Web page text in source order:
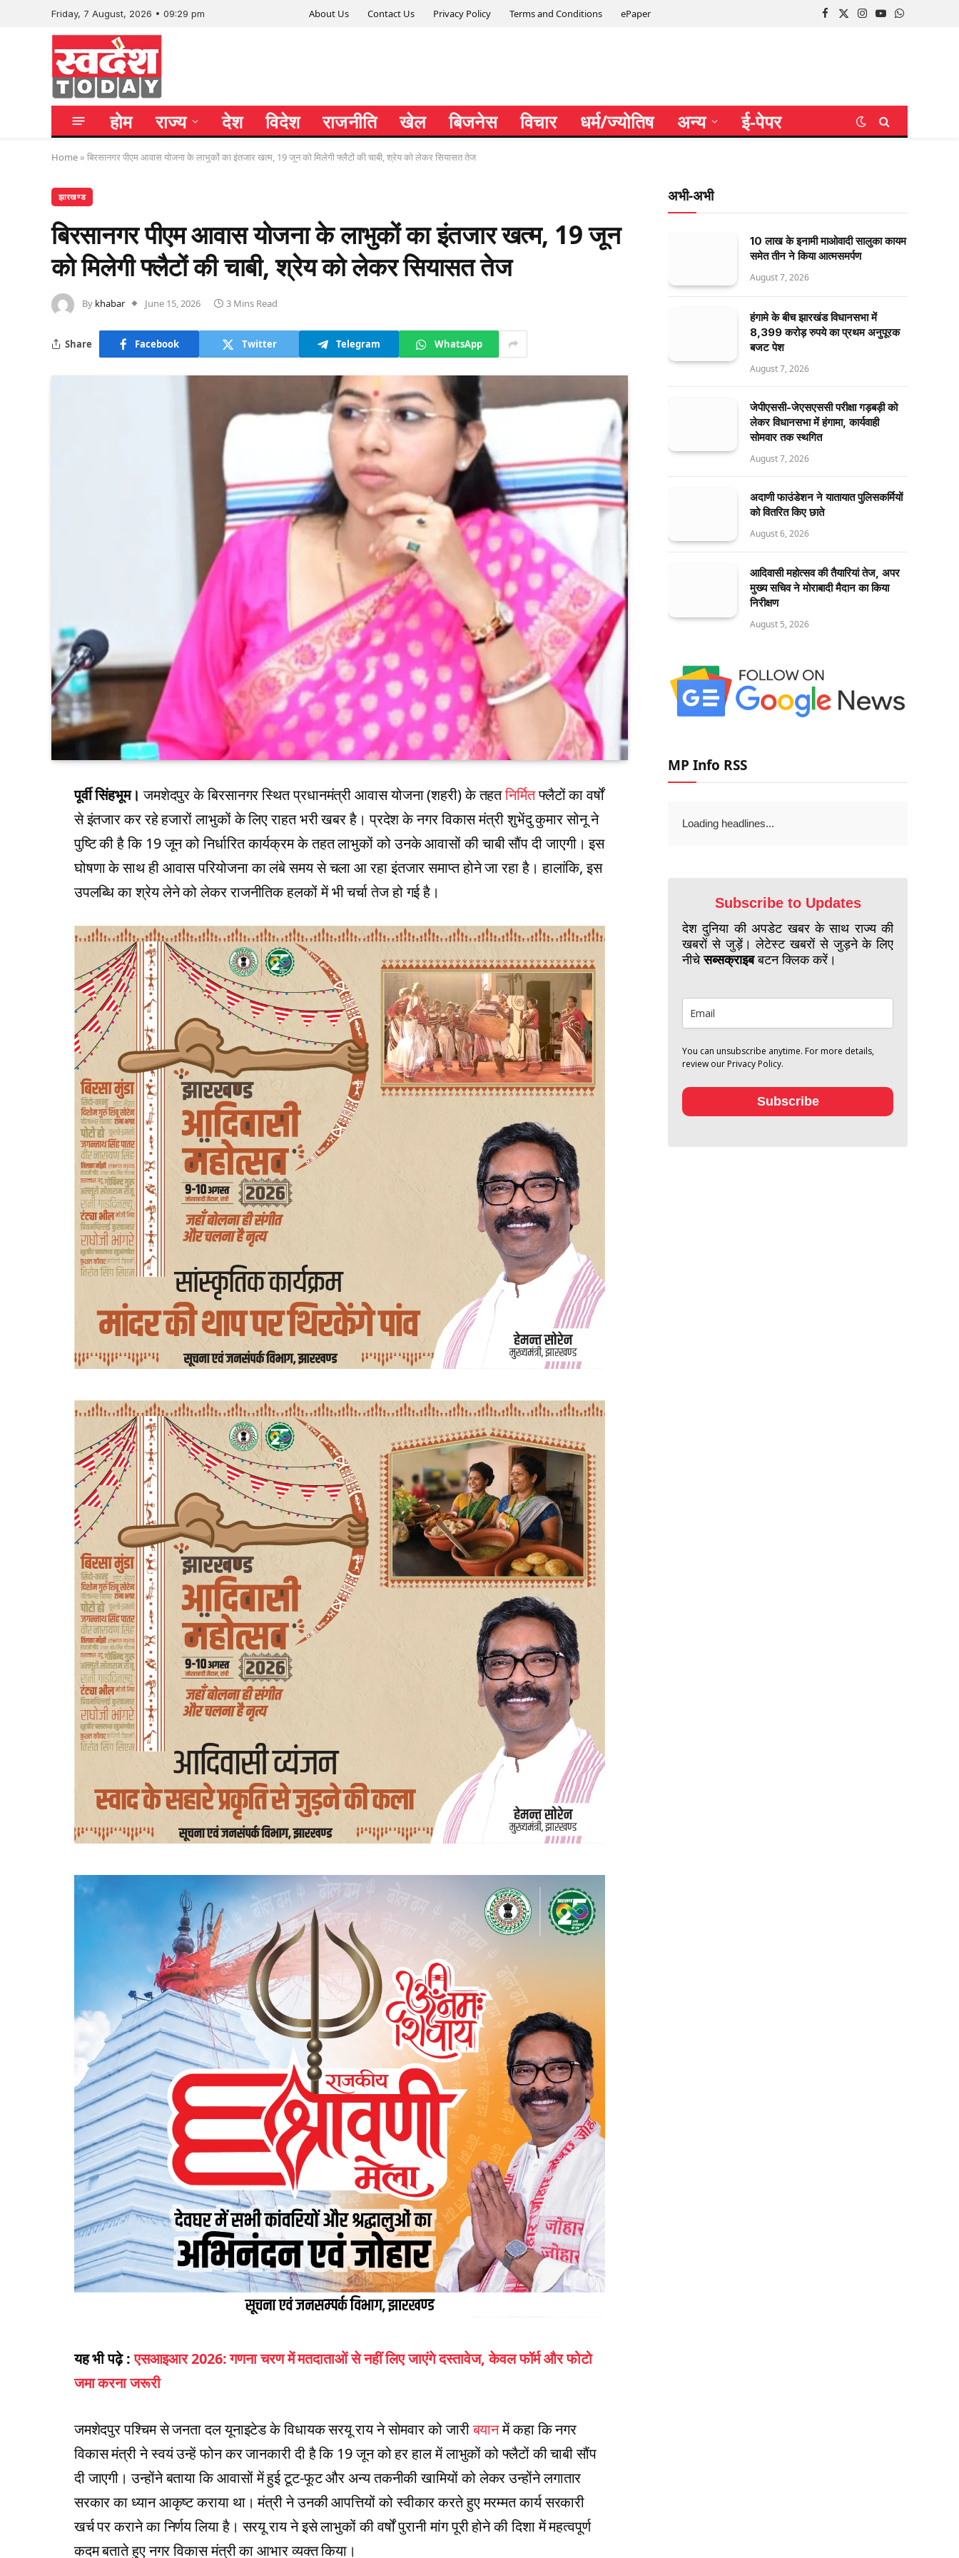
Friday, 7 August, 2026 • 09:29 pm About Us Contact Us Privacy Policy Terms and Conditions ePaper
Facebook
X
Instagram
YouTubeWhatsApp
होम राज्य देश विदेश राजनीति खेल बिजनेस विचार धर्म/ज्योतिष अन्य ई-पेपर
Home » बिरसानगर पीएम आवास योजना के लाभुकों का इंतजार खत्म, 19 जून को मिलेगी फ्लैटों की चाबी, श्रेय को लेकर सियासत तेज
झारखण्ड
बिरसानगर पीएम आवास योजना के लाभुकों का इंतजार खत्म, 19 जून
को मिलेगी फ्लैटों की चाबी, श्रेय को लेकर सियासत तेज
By khabar June 15, 2026 3 Mins Read
Share Facebook Twitter Telegram WhatsApp
पूर्वी सिंहभूम। जमशेदपुर के बिरसानगर स्थित प्रधानमंत्री आवास योजना (शहरी) के तहतनिर्मितफ्लैटों का वर्षों
से इंतजार कर रहे हजारों लाभुकों के लिए राहत भरी खबर है। प्रदेश के नगर विकास मंत्री शुभेंदु कुमार सोनू ने
पुष्टि की है कि 19 जून को निर्धारित कार्यक्रम के तहत लाभुकों को उनके आवासों की चाबी सौंप दी जाएगी। इस
घोषणा के साथ ही आवास परियोजना का लंबे समय से चला आ रहा इंतजार समाप्त होने जा रहा है। हालांकि, इस
उपलब्धि का श्रेय लेने को लेकर राजनीतिक हलकों में भी चर्चा तेज हो गई है।
यह भी पढ़े :एसआइआर 2026: गणना चरण में मतदाताओं से नहीं लिए जाएंगे दस्तावेज, केवल फॉर्म और फोटो
जमा करना जरूरी
जमशेदपुर पश्चिम से जनता दल यूनाइटेड के विधायक सरयू राय ने सोमवार को जारीबयानमें कहा कि नगर
विकास मंत्री ने स्वयं उन्हें फोन कर जानकारी दी है कि 19 जून को हर हाल में लाभुकों को फ्लैटों की चाबी सौंप
दी जाएगी। उन्होंने बताया कि आवासों में हुई टूट-फूट और अन्य तकनीकी खामियों को लेकर उन्होंने लगातार
सरकार का ध्यान आकृष्ट कराया था। मंत्री ने उनकी आपत्तियों को स्वीकार करते हुए मरम्मत कार्य सरकारी
खर्च पर कराने का निर्णय लिया है। सरयू राय ने इसे लाभुकों की वर्षों पुरानी मांग पूरी होने की दिशा में महत्वपूर्ण
कदम बताते हुए नगर विकास मंत्री का आभार व्यक्त किया।
अभी-अभी
10 लाख के इनामी माओवादी सालुका कायम
समेत तीन ने किया आत्मसमर्पण
August 7, 2026
हंगामे के बीच झारखंड विधानसभा में
8,399 करोड़ रुपये का प्रथम अनुपूरक
बजट पेश
August 7, 2026
जेपीएससी-जेएसएससी परीक्षा गड़बड़ी को
लेकर विधानसभा में हंगामा, कार्यवाही
सोमवार तक स्थगित
August 7, 2026
अदाणी फाउंडेशन ने यातायात पुलिसकर्मियों
को वितरित किए छाते
August 6, 2026
आदिवासी महोत्सव की तैयारियां तेज, अपर
मुख्य सचिव ने मोराबादी मैदान का किया
निरीक्षण
August 5, 2026
MP Info RSS
Loading headlines...
Subscribe to Updates
देश दुनिया की अपडेट खबर के साथ राज्य की
खबरों से जुड़ें। लेटेस्ट खबरों से जुड़ने के लिए
नीचेसब्सक्राइबबटन क्लिक करें।
You can unsubscribe anytime. For more details,
review our Privacy Policy.
Subscribe